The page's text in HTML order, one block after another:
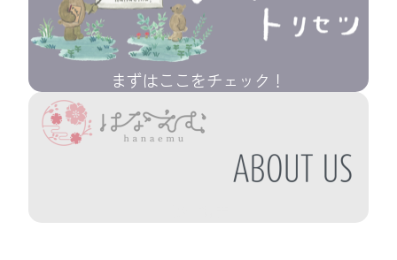
まずはここをチェック！